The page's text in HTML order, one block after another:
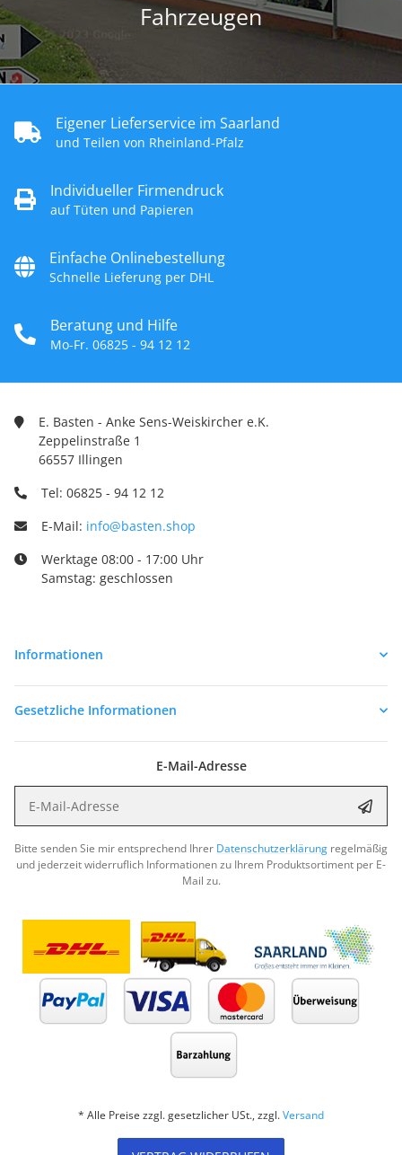
Fahrzeugen
Eigener Lieferservice im Saarland
und Teilen von Rheinland-Pfalz
Individueller Firmendruck
auf Tüten und Papieren
Einfache Onlinebestellung
Schnelle Lieferung per DHL
Beratung und Hilfe
Mo-Fr. 06825 - 94 12 12
E. Basten - Anke Sens-Weiskircher e.K.
Zeppelinstraße 1
66557 Illingen
Tel: 06825 - 94 12 12
E-Mail: info@basten.shop
Werktage 08:00 - 17:00 Uhr
Samstag: geschlossen
Informationen
Gesetzliche Informationen
E-Mail-Adresse
Bitte senden Sie mir entsprechend Ihrer Datenschutzerklärung regelmäßig
und jederzeit widerruflich Informationen zu Ihrem Produktsortiment per E-
Mail zu.
* Alle Preise zzgl. gesetzlicher USt., zzgl.Versand